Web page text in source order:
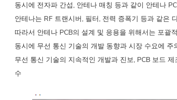
동시에 전자파 간섭, 안테나 매칭 등과 같이 안테나
안테나는 RF 트랜시버, 필터, 전력 증폭기 등과 같은
따라서 안테나 PCB의 설계 및 응용을 위해서는 포괄
동시에 무선 통신 기술의 개발 동향과 시장 수요에
무선 통신 기술의 지속적인 개발과 진보, PCB 보드
수